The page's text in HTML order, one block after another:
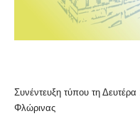
Συνέντευξη τύπου τη Δευτέρα
Φλώρινας